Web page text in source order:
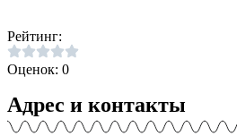
Рейтинг:
Оценок: 0
Адрес и контакты